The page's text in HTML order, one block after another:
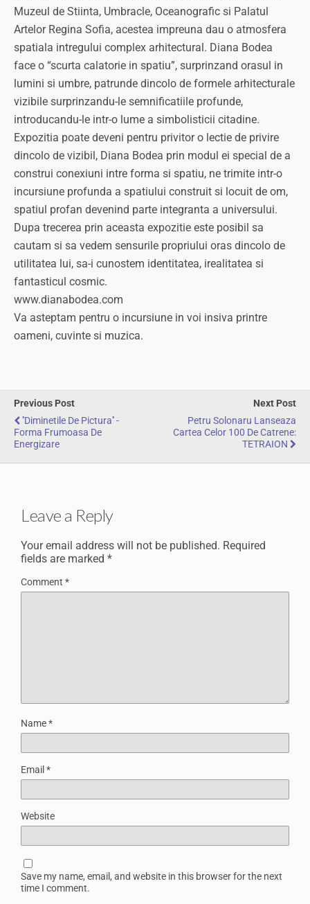
Muzeul de Stiinta, Umbracle, Oceanografic si Palatul
Artelor Regina Sofia, acestea impreuna dau o atmosfera
spatiala intregului complex arhitectural. Diana Bodea
face o “scurta calatorie in spatiu”, surprinzand orasul in
lumini si umbre, patrunde dincolo de formele arhitecturale
vizibile surprinzandu-le semnificatiile profunde,
introducandu-le intr-o lume a simbolisticii citadine.
Expozitia poate deveni pentru privitor o lectie de privire
dincolo de vizibil, Diana Bodea prin modul ei special de a
construi conexiuni intre forma si spatiu, ne trimite intr-o
incursiune profunda a spatiului construit si locuit de om,
spatiul profan devenind parte integranta a universului.
Dupa trecerea prin aceasta expozitie este posibil sa
cautam si sa vedem sensurile propriului oras dincolo de
utilitatea lui, sa-i cunostem identitatea, irealitatea si
fantasticul cosmic.
www.dianabodea.com
Va asteptam pentru o incursiune in voi insiva printre
oameni, cuvinte si muzica.
Previous Post
''Diminetile De Pictura'' -
Forma Frumoasa De
Energizare
Next Post
Petru Solonaru Lanseaza
Cartea Celor 100 De Catrene:
TETRAION
Leave a Reply
Your email address will not be published. Required
fields are marked *
Comment *
Name*
Email *
Website
Save my name, email, and website in this browser for the next
time I comment.